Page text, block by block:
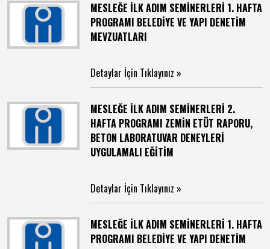
MESLEĞE İLK ADIM SEMİNERLERİ 1. HAFTA
PROGRAMI BELEDİYE VE YAPI DENETİM
MEVZUATLARI
Detaylar İçin Tıklayınız »
MESLEĞE İLK ADIM SEMİNERLERİ 2.
HAFTA PROGRAMI ZEMİN ETÜT RAPORU,
BETON LABORATUVAR DENEYLERİ
UYGULAMALI EĞİTİM
Detaylar İçin Tıklayınız »
MESLEĞE İLK ADIM SEMİNERLERİ 1. HAFTA
PROGRAMI BELEDİYE VE YAPI DENETİM